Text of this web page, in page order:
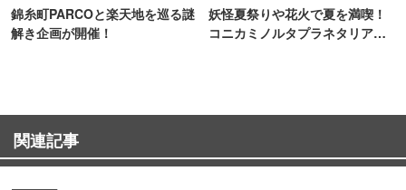
錦糸町PARCOと楽天地を巡る謎
解き企画が開催！
妖怪夏祭りや花火で夏を満喫！
コニカミノルタプラネタリア
関連記事